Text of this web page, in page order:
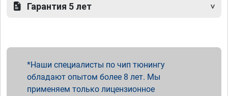
Гарантия 5 лет
Наши специалисты по чип тюнингу
обладают опытом более 8 лет. Мы
применяем только лицензионное